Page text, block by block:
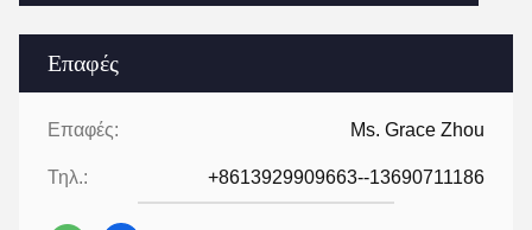
Επαφές
Επαφές: Ms. Grace Zhou
Τηλ.: +8613929909663--13690711186